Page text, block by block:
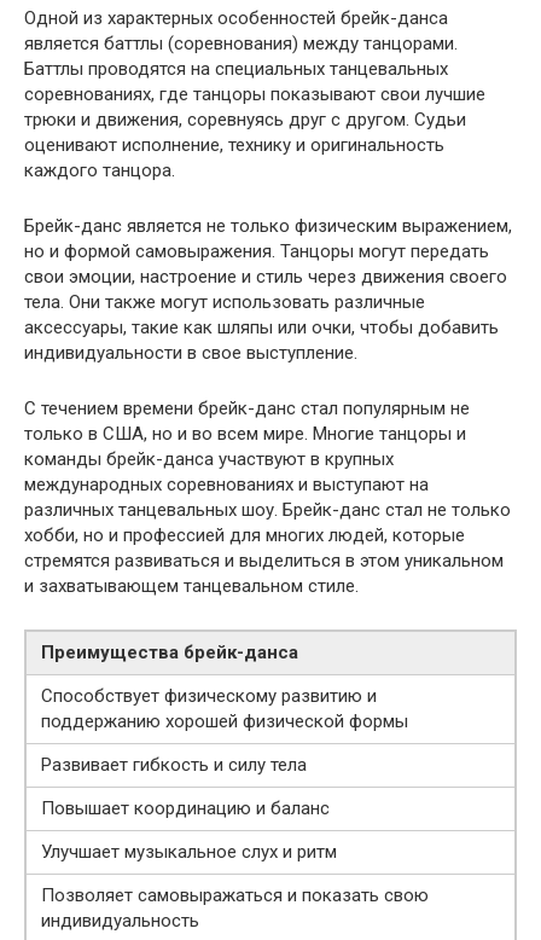
Одной из характерных особенностей брейк-данса
является баттлы (соревнования) между танцорами.
Баттлы проводятся на специальных танцевальных
соревнованиях, где танцоры показывают свои лучшие
трюки и движения, соревнуясь друг с другом. Судьи
оценивают исполнение, технику и оригинальность
каждого танцора.
Брейк-данс является не только физическим выражением,
но и формой самовыражения. Танцоры могут передать
свои эмоции, настроение и стиль через движения своего
тела. Они также могут использовать различные
аксессуары, такие как шляпы или очки, чтобы добавить
индивидуальности в свое выступление.
С течением времени брейк-данс стал популярным не
только в США, но и во всем мире. Многие танцоры и
команды брейк-данса участвуют в крупных
международных соревнованиях и выступают на
различных танцевальных шоу. Брейк-данс стал не только
хобби, но и профессией для многих людей, которые
стремятся развиваться и выделиться в этом уникальном
и захватывающем танцевальном стиле.
Преимущества брейк-данса
Способствует физическому развитию и
поддержанию хорошей физической формы
Развивает гибкость и силу тела
Повышает координацию и баланс
Улучшает музыкальное слух и ритм
Позволяет самовыражаться и показать свою
индивидуальность